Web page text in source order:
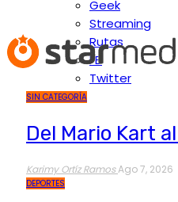
Geek
Streaming
Rutas
FB
Twitter
SIN CATEGORÍA
Del Mario Kart
Karimy Ortíz RamosAgo 7, 2026
DEPORTES